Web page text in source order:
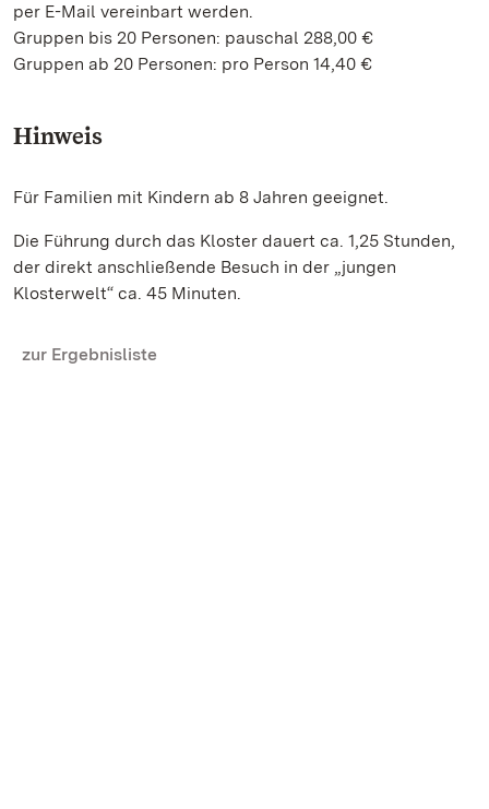
per E-Mail vereinbart werden.
Gruppen bis 20 Personen: pauschal 288,00 €
Gruppen ab 20 Personen: pro Person 14,40 €
Hinweis
Für Familien mit Kindern ab 8 Jahren geeignet.
Die Führung durch das Kloster dauert ca. 1,25 Stunden,
der direkt anschließende Besuch in der „jungen
Klosterwelt“ ca. 45 Minuten.
zur Ergebnisliste